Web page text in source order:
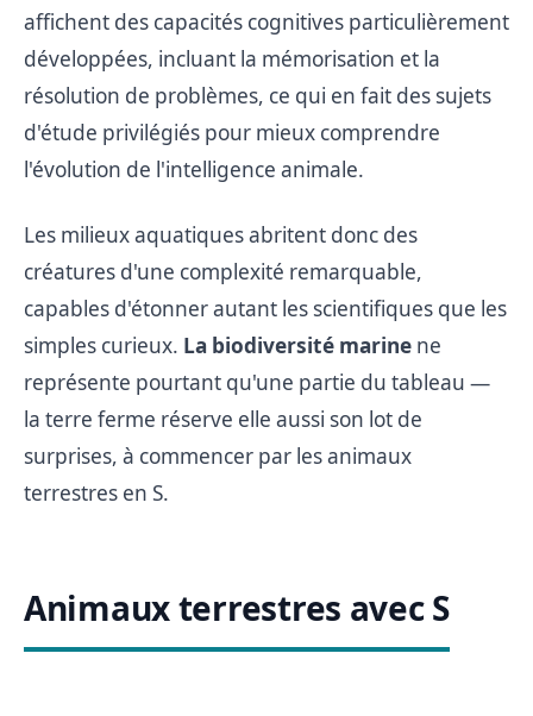
affichent des capacités cognitives particulièrement
développées, incluant la mémorisation et la
résolution de problèmes, ce qui en fait des sujets
d'étude privilégiés pour mieux comprendre
l'évolution de l'intelligence animale.
Les milieux aquatiques abritent donc des
créatures d'une complexité remarquable,
capables d'étonner autant les scientifiques que les
simples curieux. La biodiversité marine ne
représente pourtant qu'une partie du tableau —
la terre ferme réserve elle aussi son lot de
surprises, à commencer par les animaux
terrestres en S.
Animaux terrestres avec S